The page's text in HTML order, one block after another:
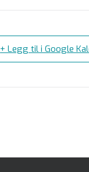
+ Legg til i Google